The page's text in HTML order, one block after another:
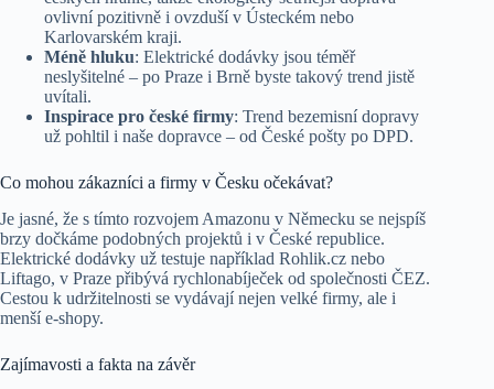
ovlivní pozitivně i ovzduší v Ústeckém nebo
Karlovarském kraji.
Méně hluku: Elektrické dodávky jsou téměř
neslyšitelné – po Praze i Brně byste takový trend jistě
uvítali.
Inspirace pro české firmy: Trend bezemisní dopravy
už pohltil i naše dopravce – od České pošty po DPD.
Co mohou zákazníci a firmy v Česku očekávat?
Je jasné, že s tímto rozvojem Amazonu v Německu se nejspíš
brzy dočkáme podobných projektů i v České republice.
Elektrické dodávky už testuje například Rohlik.cz nebo
Liftago, v Praze přibývá rychlonabíječek od společnosti ČEZ.
Cestou k udržitelnosti se vydávají nejen velké firmy, ale i
menší e-shopy.
Zajímavosti a fakta na závěr